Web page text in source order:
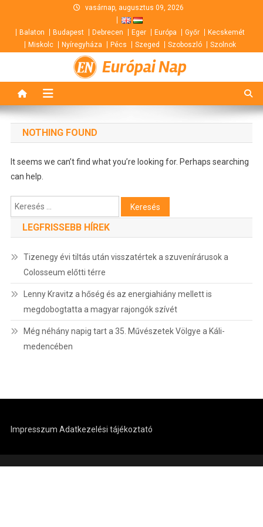
content
vasárnap, augusztus 09, 2026
Balaton Budapest Debrecen Eger Európa Győr
Kecskemét
Miskolc
Nyíregyháza Pécs Szeged Szoboszló Szolnok
Európai Nap
NOTHING FOUND
It seems we can’t find what you’re looking for. Perhaps searching
can help.
Keresés:
LEGFRISSEBB HÍREK
Tizenegy évi tiltás után visszatértek a szuvenírárusok a
Colosseum előtti térre
Lenny Kravitz a hőség és az energiahiány mellett is
megdobogtatta a magyar rajongók szívét
Még néhány napig tart a 35. Művészetek Völgye a Káli-
medencében
Impresszum Adatkezelési tájékoztató